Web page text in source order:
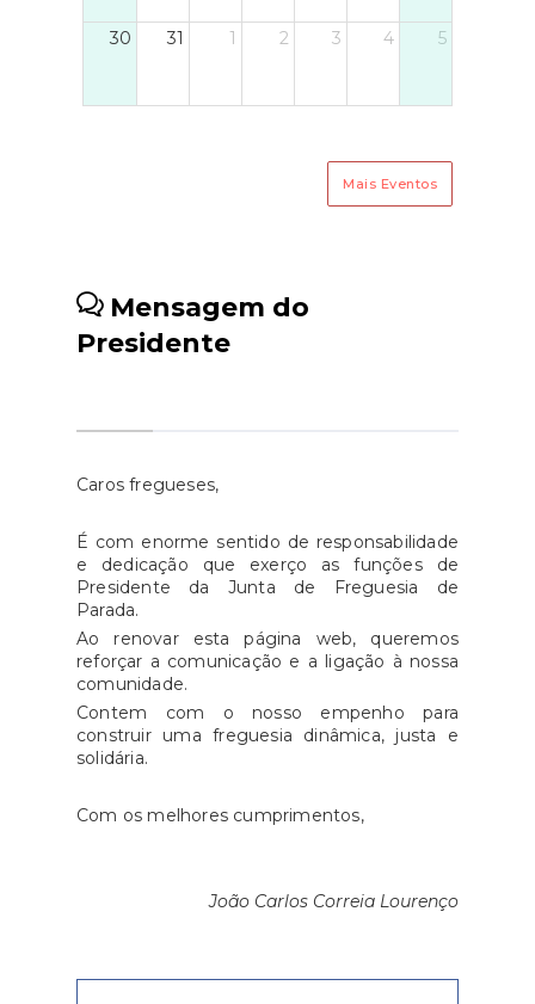
valor suportado pelos residentes
para 79 euros.Sublinhou ainda
que "reconhece o subsídio social
coesão social e territorial,
contribuindo para mitigar os
efeitos da insularidade, em
continente". Fonte: Economia
30 31 1 2 3 4 5
Mais Eventos
Mensagem do
Presidente
Caros fregueses,
É com enorme sentido de responsabilidade
e dedicação que exerço as funções de
Presidente da Junta de Freguesia de
Parada.
Ao renovar esta página web, queremos
reforçar a comunicação e a ligação à nossa
comunidade.
Contem com o nosso empenho para
construir uma freguesia dinâmica, justa e
solidária.
Com os melhores cumprimentos,
João Carlos Correia Lourenço